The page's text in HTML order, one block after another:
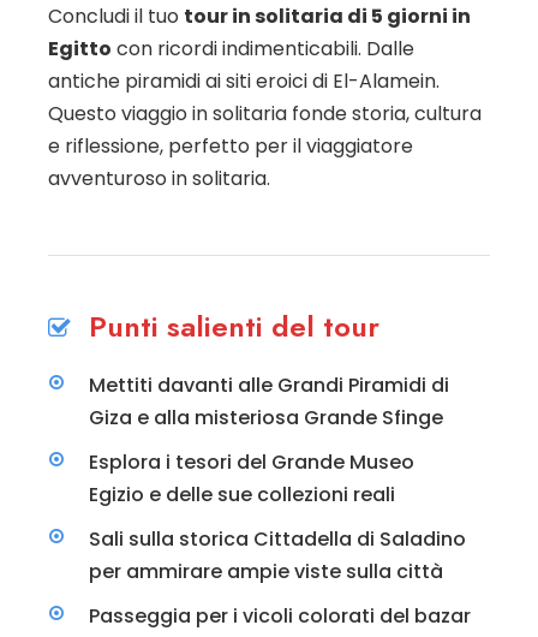
Concludi il tuo tour in solitaria di 5 giorni in
Egitto con ricordi indimenticabili. Dalle
antiche piramidi ai siti eroici di El-Alamein.
Questo viaggio in solitaria fonde storia, cultura
e riflessione, perfetto per il viaggiatore
avventuroso in solitaria.
Punti salienti del tour
Mettiti davanti alle Grandi Piramidi di
Giza e alla misteriosa Grande Sfinge
Esplora i tesori del Grande Museo
Egizio e delle sue collezioni reali
Sali sulla storica Cittadella di Saladino
per ammirare ampie viste sulla città
Passeggia per i vicoli colorati del bazar